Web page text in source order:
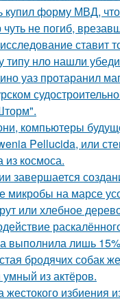
купил форму МВД,
не погиб,
ставит
типу нло нашли
уаз протаранил
компьютеры
Pellucida, или
из космоса.
завершается
микробы на марсе
или хлебное
выполнила лишь
бродячих собак
из актёров.
избиения